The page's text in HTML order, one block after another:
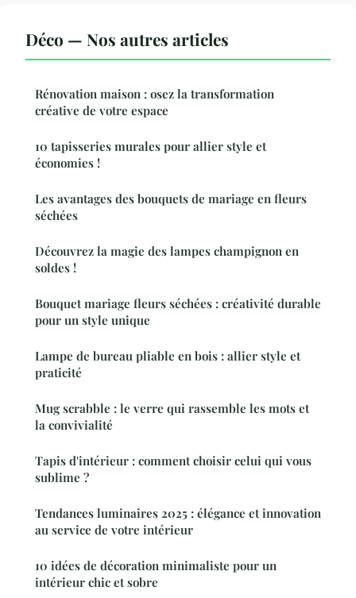
Déco — Nos autres articles
Rénovation maison : osez la transformation
créative de votre espace
10 tapisseries murales pour allier style et
économies !
Les avantages des bouquets de mariage en fleurs
séchées
Découvrez la magie des lampes champignon en
soldes !
Bouquet mariage fleurs séchées : créativité durable
pour un style unique
Lampe de bureau pliable en bois : allier style et
praticité
Mug scrabble : le verre qui rassemble les mots et
la convivialité
Tapis d'intérieur : comment choisir celui qui vous
sublime ?
Tendances luminaires 2025 : élégance et innovation
au service de votre intérieur
10 idées de décoration minimaliste pour un
intérieur chic et sobre